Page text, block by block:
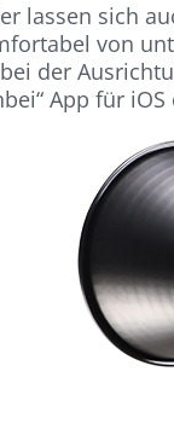
lassen sich
von
der
App für